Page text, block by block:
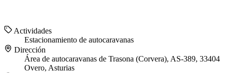
Actividades
Estacionamiento de autocaravanas
Dirección
Área de autocaravanas de Trasona (Corvera), AS-389, 33404
Overo, Asturias